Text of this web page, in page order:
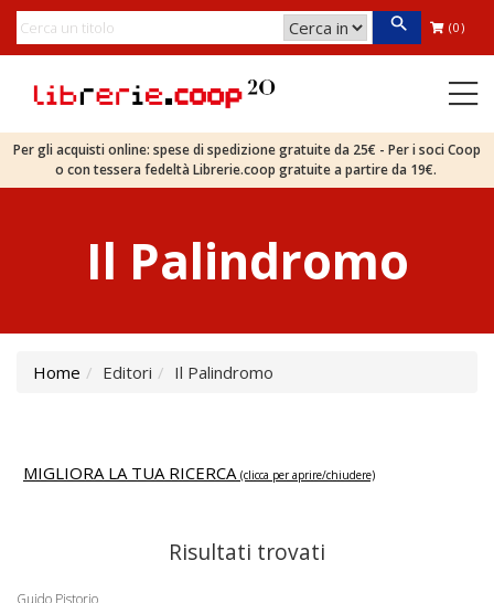
(0)
Per gli acquisti online: spese di spedizione gratuite da 25€ - Per i soci Coop
o con tessera fedeltà Librerie.coop gratuite a partire da 19€.
Il Palindromo
Home Editori Il Palindromo
MIGLIORA LA TUA RICERCA (clicca per aprire/chiudere)
Risultati trovati
Guido Pistorio